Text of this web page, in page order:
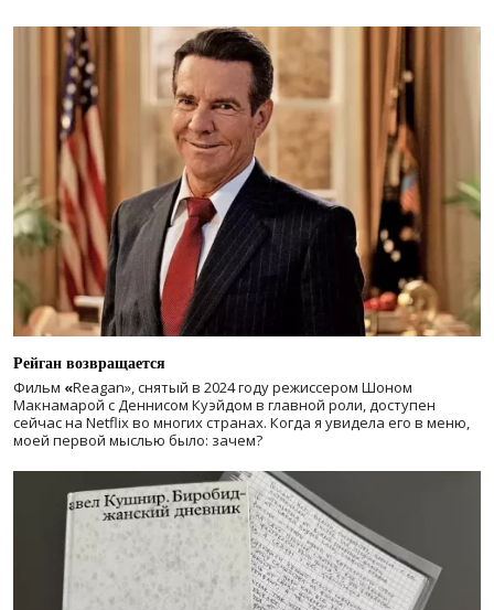
Рейган возвращается
Фильм «Reagan», снятый в 2024 годурежиссером Шоном
Макнамарой с Деннисом Куэйдом в главной роли, доступен
сейчас на Netflix во многих странах. Когда я увидела его в меню,
моей первой мыслью было: зачем?